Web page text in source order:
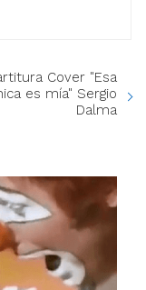
Cover "Esa
es mía" Sergio
Dalma